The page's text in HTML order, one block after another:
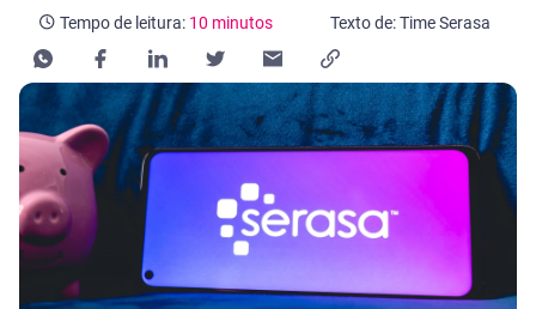
Tempo de leitura: 10 minutos Texto de: Time Serasa